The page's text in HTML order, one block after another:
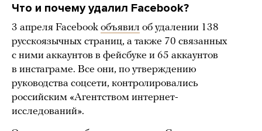
Что и почему удалил Facebook?
3 апреля Facebook объявил об удалении 138
русскоязычных страниц, а также 70 связанных
с ними аккаунтов в фейсбуке и 65 аккаунтов
в инстаграме. Все они, по утверждению
руководства соцсети, контролировались
российским «Агентством интернет-
исследований».